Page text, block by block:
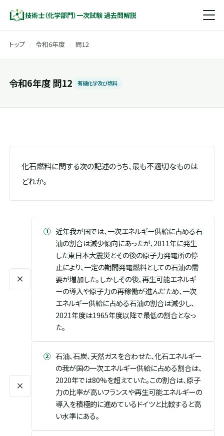
技術士（化学部門）一次試験 過去問解説
トップ 令和6年度 問12
令和6年度 問12 有機化学及び燃料
化石燃料に関する次の記述のうち、最も不適切なものは
どれか。
×
① 近年我が国では、一次エネルギー供給に占める石
油の割合は減少傾向にあったが、2011年に発生
した東日本大震災とその後の原子力発電所の停
止により、一定の期間発電燃料としての石油の需
要が増加した。しかしその後、再生可能エネルギ
ーの導入や原子力の再稼働が進んだため、一次
エネルギー供給に占める石油の割合は減少し、
2021年度は1965年度以降で最低の割合となっ
た。
×
② 石油、石炭、天然ガスを合わせた、化石エネルギー
の我が国の一次エネルギー供給に占める割合は、
2020年では80%を超えていた。この割合は、原子
力の比率が高いフランスや再生可能エネルギーの
導入を積極的に進めているドイツと比較すると高
い水準にある。